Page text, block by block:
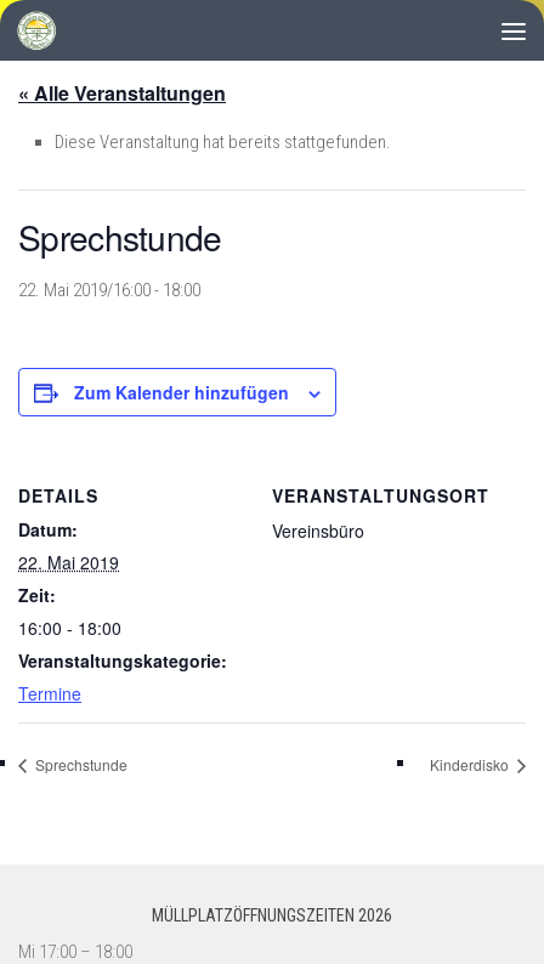
Zum Inhalt springen
« Alle Veranstaltungen
Diese Veranstaltung hat bereits stattgefunden.
Sprechstunde
22. Mai 2019/16:00- 18:00
Zum Kalender hinzufügen
DETAILS
Datum:
22. Mai 2019
Zeit:
16:00 - 18:00
Veranstaltungskategorie:
Termine
VERANSTALTUNGSORT
Vereinsbüro
Sprechstunde Kinderdisko
MÜLLPLATZÖFFNUNGSZEITEN 2026
Mi 17:00 – 18:00